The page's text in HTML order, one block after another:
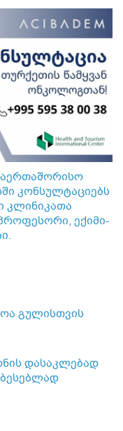
კონსულტაციებს
კლინიკათა
ექიმი-
გულისთვის
დასაკლებად